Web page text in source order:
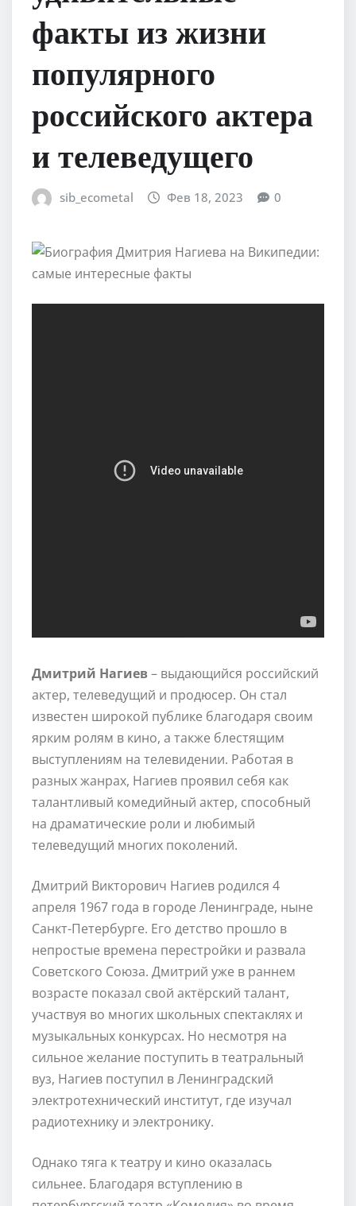
факты из жизни
популярного
российского актера
и телеведущего
sib_ecometal Фев 18, 2023 0
Дмитрий Нагиев– выдающийся российский
актер, телеведущий и продюсер. Он стал
известен широкой публике благодаря своим
ярким ролям в кино, а также блестящим
выступлениям на телевидении. Работая в
разных жанрах, Нагиев проявил себя как
талантливый комедийный актер, способный
на драматические роли и любимый
телеведущий многих поколений.
Дмитрий Викторович Нагиев родился 4
апреля 1967 года в городе Ленинграде, ныне
Санкт-Петербурге. Его детство прошло в
непростые времена перестройки и развала
Советского Союза. Дмитрий уже в раннем
возрасте показал свой актёрский талант,
участвуя во многих школьных спектаклях и
музыкальных конкурсах. Но несмотря на
сильное желание поступить в театральный
вуз, Нагиев поступил в Ленинградский
электротехнический институт, где изучал
радиотехнику и электронику.
Однако тяга к театру и кино оказалась
сильнее. Благодаря вступлению в